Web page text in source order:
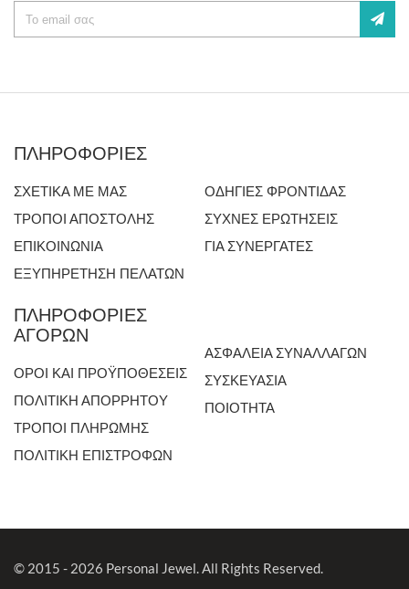
ΠΛΗΡΟΦΟΡΙΕΣ
ΣΧΕΤΙΚΑ ΜΕ ΜΑΣ
ΤΡΟΠΟΙ ΑΠΟΣΤΟΛΗΣ
ΕΠΙΚΟΙΝΩΝΙΑ
ΕΞΥΠΗΡΕΤΗΣΗ ΠΕΛΑΤΩΝ
ΟΔΗΓΙΕΣ ΦΡΟΝΤΙΔΑΣ
ΣΥΧΝΕΣ ΕΡΩΤΗΣΕΙΣ
ΓΙΑ ΣΥΝΕΡΓΑΤΕΣ
ΠΛΗΡΟΦΟΡΙΕΣ
ΑΓΟΡΩΝ
ΟΡΟΙ ΚΑΙ ΠΡΟΫΠΟΘΕΣΕΙΣ
ΠΟΛΙΤΙΚΗ ΑΠΟΡΡΗΤΟΥ
ΤΡΟΠΟΙ ΠΛΗΡΩΜΗΣ
ΠΟΛΙΤΙΚΗ ΕΠΙΣΤΡΟΦΩΝ
ΑΣΦΑΛΕΙΑ ΣΥΝΑΛΛΑΓΩΝ
ΣΥΣΚΕΥΑΣΙΑ
ΠΟΙΟΤΗΤΑ
© 2015 - 2026 Personal Jewel. All Rights Reserved.